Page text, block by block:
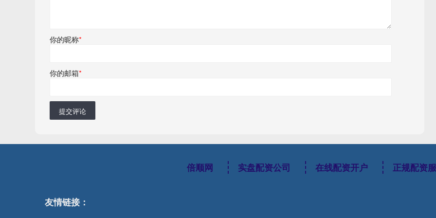
你的昵称*
你的邮箱*
提交评论
倍顺网 实盘配资公司 在线配资开户 正规配资
友情链接：